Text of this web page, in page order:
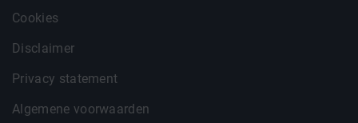
Cookies
Disclaimer
Privacy statement
Algemene voorwaarden